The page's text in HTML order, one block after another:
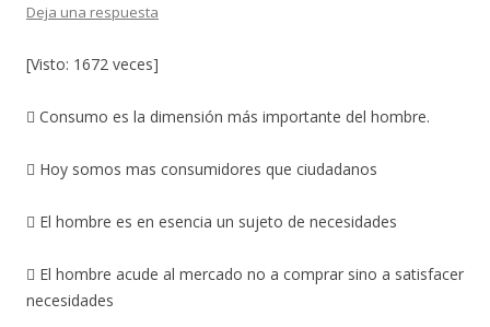
Deja una respuesta
[Visto: 1672 veces]
 Consumo es la dimensión más importante del hombre.
 Hoy somos mas consumidores que ciudadanos
 El hombre es en esencia un sujeto de necesidades
 El hombre acude al mercado no a comprar sino a satisfacer
necesidades